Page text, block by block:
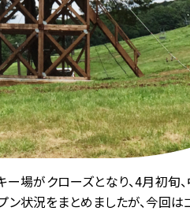
場がクローズとなり、4月初旬
状況をまとめましたが、今回は